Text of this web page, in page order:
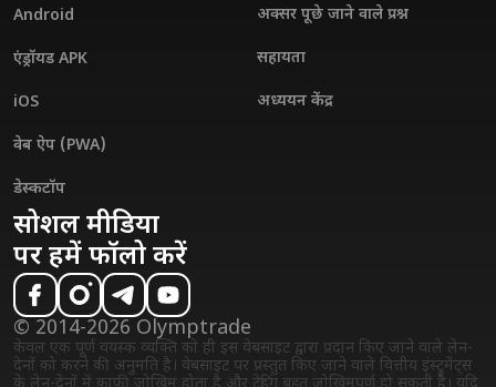
Android
एंड्रॉयड APK
iOS
वेब ऐप (PWA)
डेस्कटॉप
अक्सर पूछे जाने वाले प्रश्न
सहायता
अध्ययन केंद्र
सोशल मीडिया
पर हमें फॉलो करें
© 2014-2026 Olymptrade
केवल एक पूर्ण वयस्क व्यक्ति को ही इस वेबसाइट द्वारा प्रदान किए जाने वाले लेन-
देनों को करने की अनुमति है। वेबसाइट पर प्रस्तुत किए जाने वाले वित्तीय इंस्ट्रुमेंट्स